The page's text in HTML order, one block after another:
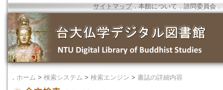
サイトマップ．本館について ． 諮問委員会 ．
． ホーム > 検索システム > 検索エンジン > 書誌の詳細内容